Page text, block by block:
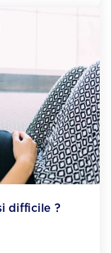
difficile ?